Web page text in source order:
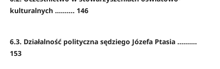
kulturalnych ………. 146
6.3. Działalność polityczna sędziego Józefa Ptasia ……….
153